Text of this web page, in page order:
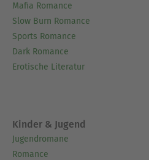
Mafia Romance
Slow Burn Romance
Sports Romance
Dark Romance
Erotische Literatur
Kinder & Jugend
Jugendromane
Romance